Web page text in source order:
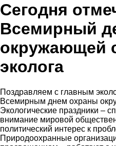
Сегодня
Всемирный
окружающей
эколога
Поздравляем с главным
Всемирным днем охраны
Экологические праздники –
внимание мировой
политический интерес к
Природоохранные